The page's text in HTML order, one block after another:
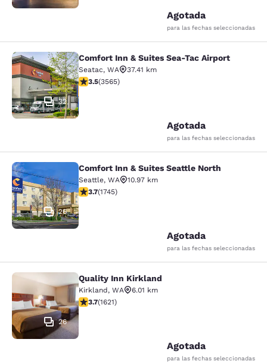
Agotada
para las fechas seleccionadas
Comfort Inn & Suites Sea-Tac
32
Comfort Inn & Suites Sea-Tac Airport
Seatac, WA
37.41 km
Calificación de 3.53 estrellas. Bueno. 3565 reseñas
3.5(3565)
Agotada
para las fechas seleccionadas
Comfort Inn & Suites Seattle North
26
Comfort Inn & Suites Seattle North
Seattle, WA
10.97 km
Calificación de 3.74 estrellas. Bueno. 1745 reseñas
3.7(1745)
Agotada
para las fechas seleccionadas
Quality Inn Kirkland
26
Quality Inn Kirkland
Kirkland, WA
6.01 km
Calificación de 3.69 estrellas. Bueno. 1621 reseñas
3.7(1621)
Agotada
para las fechas seleccionadas